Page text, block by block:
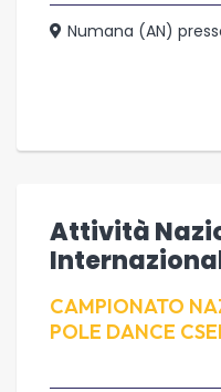
Numana (AN)
Attività
CAMPIONATO
POLE DANCE